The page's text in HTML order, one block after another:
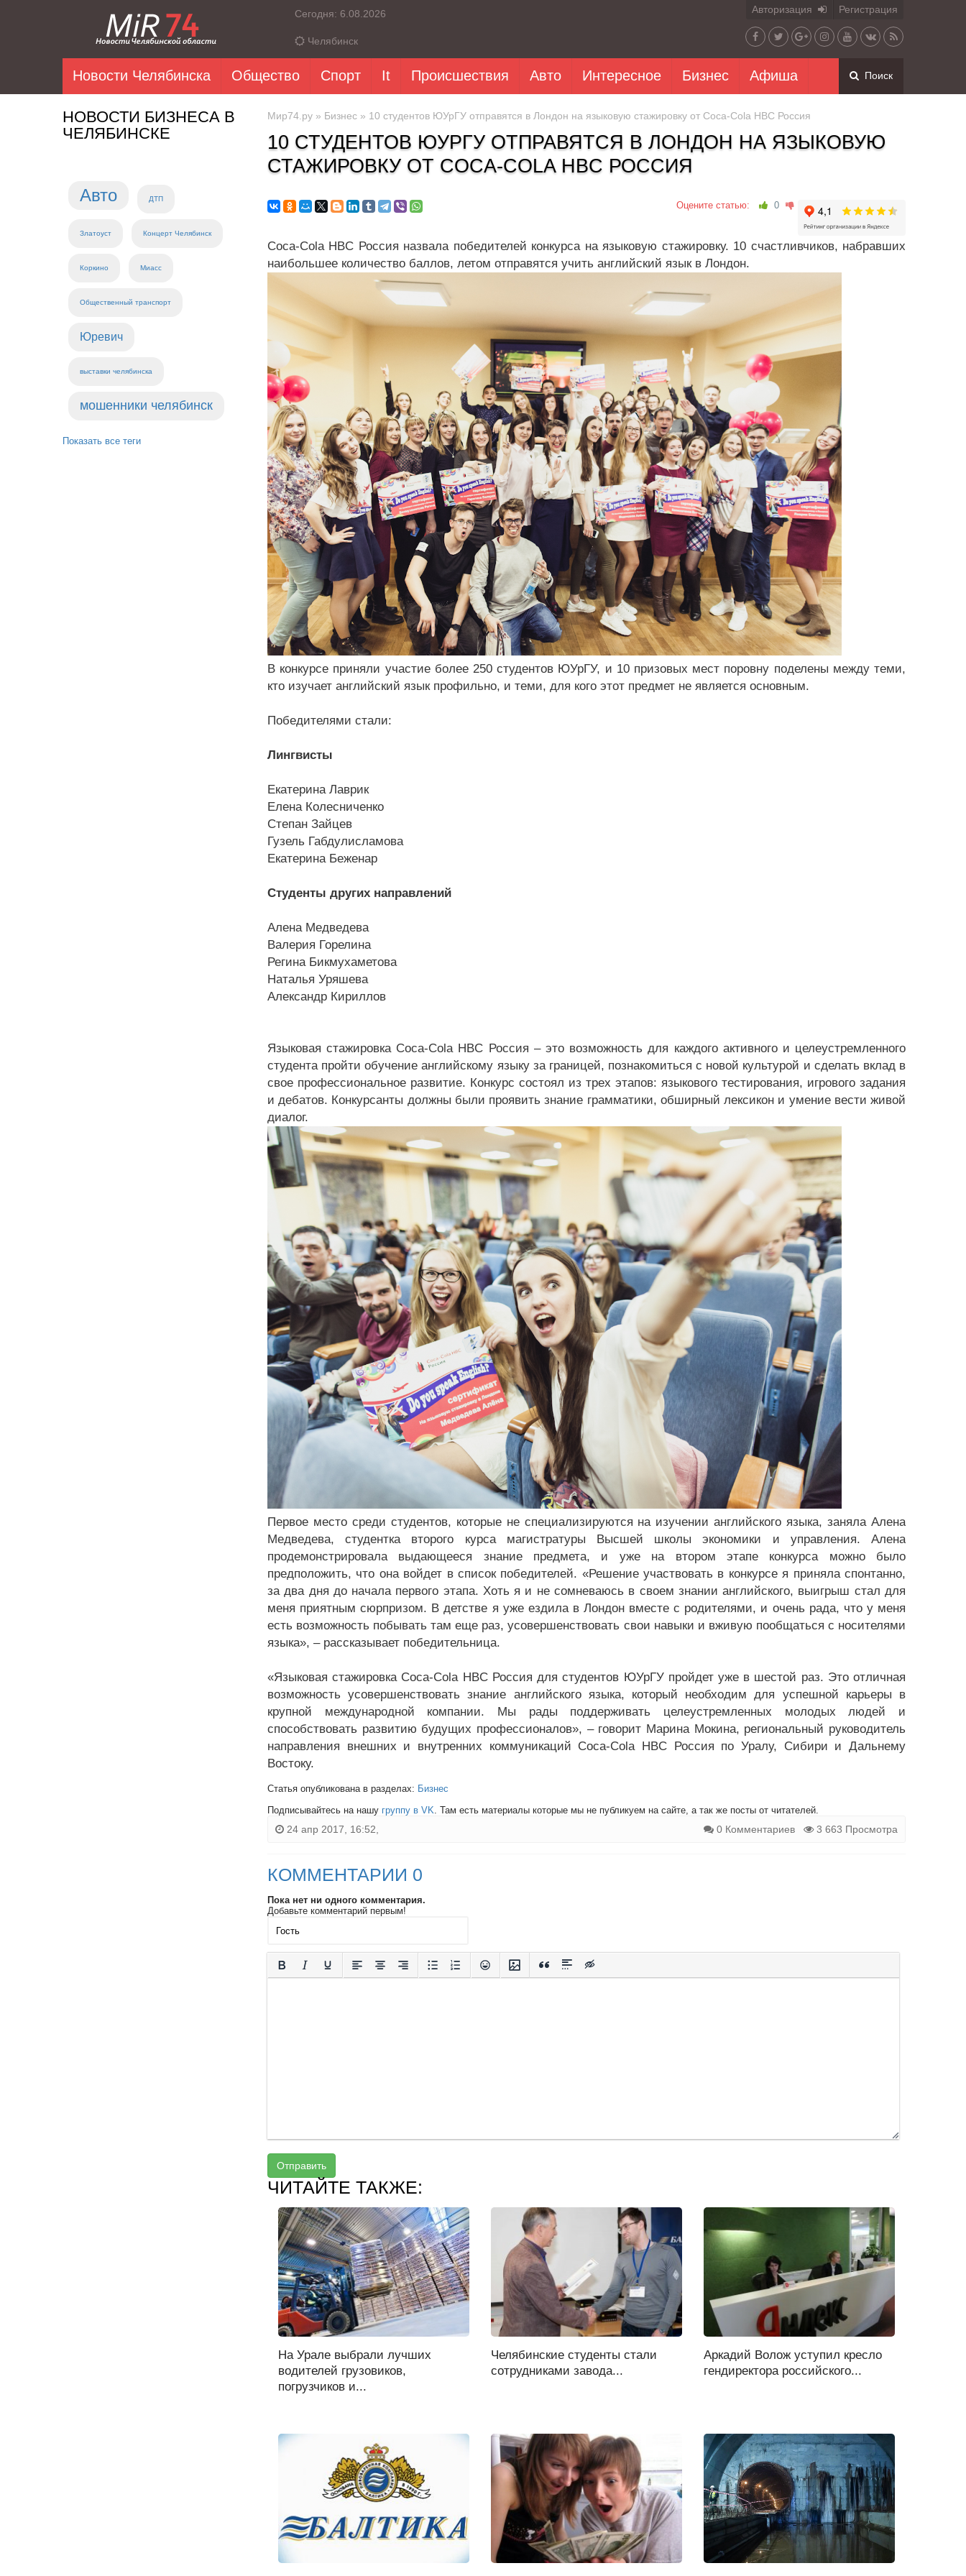
Сегодня: 6.08.2026
Челябинск
Авторизация Регистрация
Новости Челябинска Общество Спорт It Происшествия Авто Интересное Бизнес Афиша Поиск
НОВОСТИ БИЗНЕСА В
ЧЕЛЯБИНСКЕ
Авто ДТП
Златоуст Концерт Челябинск
Коркино Миасс
Общественный транспорт
Юревич
выставки челябинска
мошенники челябинск
Показать все теги
Мир74.ру » Бизнес » 10 студентов ЮУрГУ отправятся в Лондон на языковую стажировку от Coca-Cola HBC Россия
10 СТУДЕНТОВ ЮУРГУ ОТПРАВЯТСЯ В ЛОНДОН НА ЯЗЫКОВУЮ
СТАЖИРОВКУ ОТ COCA-COLA HBC РОССИЯ
Оцените статью: 0
Coca-Cola HBC Россия назвала победителей конкурса на языковую стажировку. 10 счастливчиков, набравших
наибольшее количество баллов, летом отправятся учить английский язык в Лондон.
В конкурсе приняли участие более 250 студентов ЮУрГУ, и 10 призовых мест поровну поделены между теми,
кто изучает английский язык профильно, и теми, для кого этот предмет не является основным.
Победителями стали:
Лингвисты
Екатерина Лаврик
Елена Колесниченко
Степан Зайцев
Гузель Габдулисламова
Екатерина Беженар
Студенты других направлений
Алена Медведева
Валерия Горелина
Регина Бикмухаметова
Наталья Уряшева
Александр Кириллов
Языковая стажировка Coca-Cola HBC Россия – это возможность для каждого активного и целеустремленного
студента пройти обучение английскому языку за границей, познакомиться с новой культурой и сделать вклад в
свое профессиональное развитие. Конкурс состоял из трех этапов: языкового тестирования, игрового задания
и дебатов. Конкурсанты должны были проявить знание грамматики, обширный лексикон и умение вести живой
диалог.
Первое место среди студентов, которые не специализируются на изучении английского языка, заняла Алена
Медведева, студентка второго курса магистратуры Высшей школы экономики и управления. Алена
продемонстрировала выдающееся знание предмета, и уже на втором этапе конкурса можно было
предположить, что она войдет в список победителей. «Решение участвовать в конкурсе я приняла спонтанно,
за два дня до начала первого этапа. Хоть я и не сомневаюсь в своем знании английского, выигрыш стал для
меня приятным сюрпризом. В детстве я уже ездила в Лондон вместе с родителями, и очень рада, что у меня
есть возможность побывать там еще раз, усовершенствовать свои навыки и вживую пообщаться с носителями
языка», – рассказывает победительница.
«Языковая стажировка Coca-Cola HBC Россия для студентов ЮУрГУ пройдет уже в шестой раз. Это отличная
возможность усовершенствовать знание английского языка, который необходим для успешной карьеры в
крупной международной компании. Мы рады поддерживать целеустремленных молодых людей и
способствовать развитию будущих профессионалов», – говорит Марина Мокина, региональный руководитель
направления внешних и внутренних коммуникаций Coca-Cola HBC Россия по Уралу, Сибири и Дальнему
Востоку.
Статья опубликована в разделах: Бизнес
Подписывайтесь на нашу группу в VK. Там есть материалы которые мы не публикуем на сайте, а так же посты от читателей.
24 апр 2017, 16:52, 0 Комментариев 3 663 Просмотра
КОММЕНТАРИИ 0
Пока нет ни одного комментария.
Добавьте комментарий первым!
Отправить
ЧИТАЙТЕ ТАКЖЕ:
На Урале выбрали лучших
водителей грузовиков,
погрузчиков и...
Челябинские студенты стали
сотрудниками завода...
Аркадий Волож уступил кресло
гендиректора российского...